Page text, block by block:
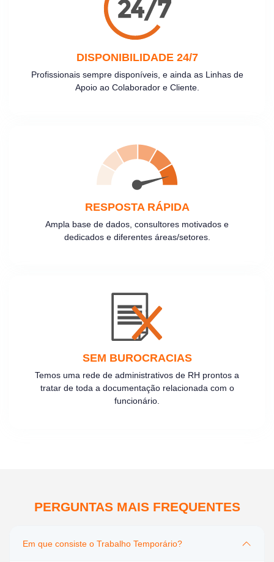
DISPONIBILIDADE 24/7
Profissionais sempre disponíveis, e ainda as Linhas de
Apoio ao Colaborador e Cliente.
RESPOSTA RÁPIDA
Ampla base de dados, consultores motivados e
dedicados e diferentes áreas/setores.
SEM BUROCRACIAS
Temos uma rede de administrativos de RH prontos a
tratar de toda a documentação relacionada com o
funcionário.
PERGUNTAS MAIS FREQUENTES
Em que consiste o Trabalho Temporário?